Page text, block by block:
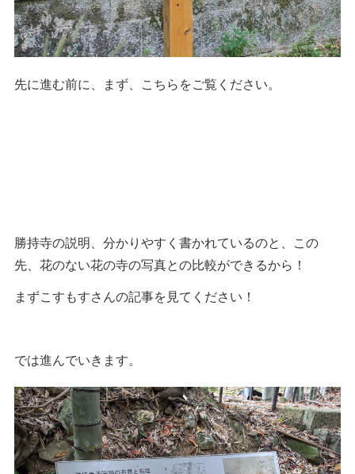
先に進む前に、まず、こちらをご覧ください。
勝持寺の説明、分かりやすく書かれているのと、この
先、花のない花の寺の写真との比較ができるから！
まずこすもすさんの記事を見てください！
では進んでいきます。